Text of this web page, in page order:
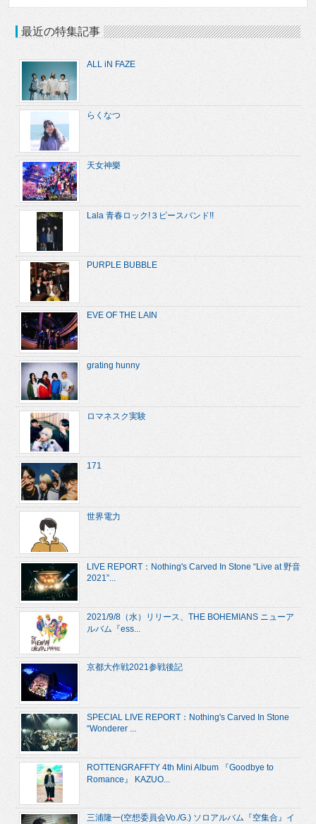
最近の特集記事
ALL iN FAZE
らくなつ
天女神樂
Lala 青春ロック!３ピースバンド!!
PURPLE BUBBLE
EVE OF THE LAIN
grating hunny
ロマネスク実験
171
世界電力
LIVE REPORT：Nothing's Carved In Stone “Live at 野音
2021”...
2021/9/8（水）リリース、THE BOHEMIANS ニューア
ルバム『ess...
京都大作戦2021参戦後記
SPECIAL LIVE REPORT：Nothing's Carved In Stone
“Wonderer ...
ROTTENGRAFFTY 4th Mini Album 『Goodbye to
Romance』 KAZUO...
三浦隆一(空想委員会Vo./G.) ソロアルバム『空集合』イ